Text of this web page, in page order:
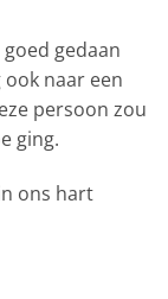
gedaan
naar een
persoon zou
ging.
ons hart